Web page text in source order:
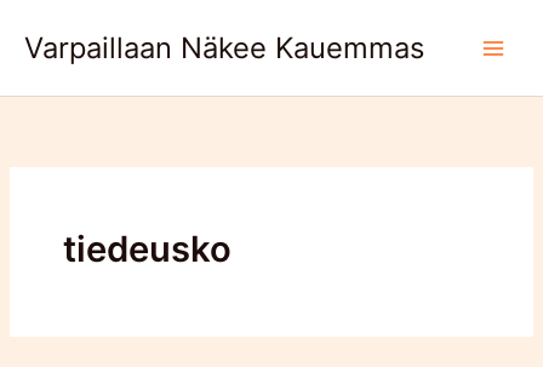
Varpaillaan Näkee Kauemmas
tiedeusko